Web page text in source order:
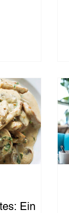
Ein